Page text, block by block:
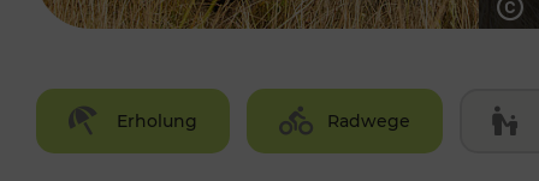
Erholung Radwege